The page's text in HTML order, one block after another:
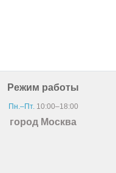
Режим работы
Пн.–Пт.10:00–18:00
город Москва